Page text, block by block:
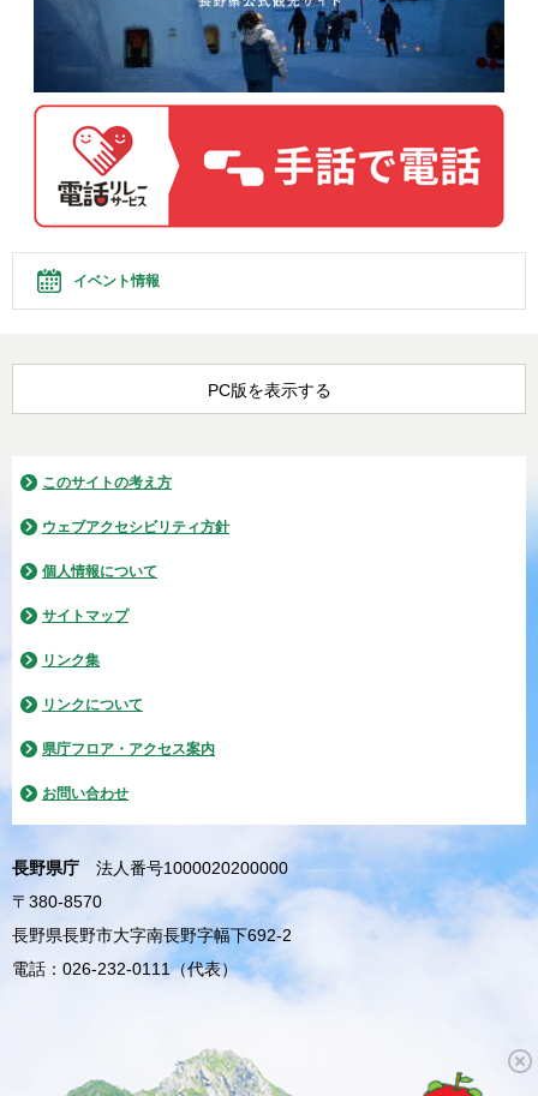
イベント情報
PC版を表示する
このサイトの考え方
ウェブアクセシビリティ方針
個人情報について
サイトマップ
リンク集
リンクについて
県庁フロア・アクセス案内
お問い合わせ
長野県庁
法人番号1000020200000
〒380-8570
長野県長野市大字南長野字幅下692-2
電話：026-232-0111（代表）